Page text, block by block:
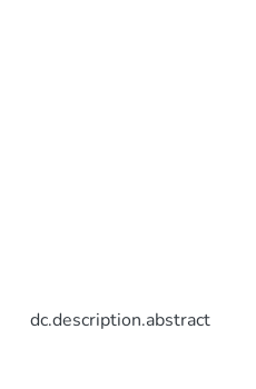
dc.description.abstract